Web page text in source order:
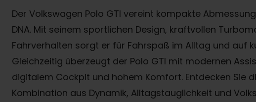
Der Volkswagen Polo GTI vereint kompakte
DNA. Mit seinem sportlichen Design, kraftvollen
Fahrverhalten sorgt er für Fahrspaß im Alltag und auf
Gleichzeitig überzeugt der Polo GTI mit modernen
digitalem Cockpit und hohem Komfort. Entdecken Sie
Kombination aus Dynamik, Alltagstauglichkeit und